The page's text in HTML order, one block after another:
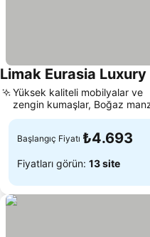
Limak Eurasia
Yüksek kaliteli mobilyalar ve
zengin kumaşlar, Boğaz
süitler
Başlangıç Fiyatı ₺4.693
Fiyatları görün: 13 site